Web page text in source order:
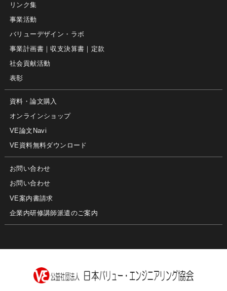
リンク集
事業活動
バリューデザイン・ラボ
事業計画書｜収支決算書｜定款
社会貢献活動
表彰
資料・論文購入
オンラインショップ
VE論文Navi
VE資料無料ダウンロード
お問い合わせ
お問い合わせ
VE案内書請求
企業内研修講師派遣のご案内